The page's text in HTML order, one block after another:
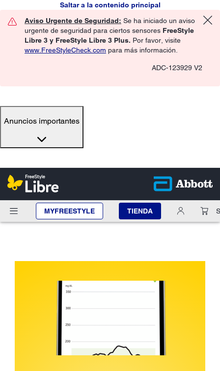
Saltar a la contenido principal
Aviso Urgente de Seguridad: Se ha iniciado un aviso
urgente de seguridad para ciertos sensores FreeStyle
Libre 3 y FreeStyle Libre 3 Plus. Por favor, visite
www.FreeStyleCheck.com para más información.
ADC-123929 V2
Anuncios importantes
MYFREESTYLE TIENDA